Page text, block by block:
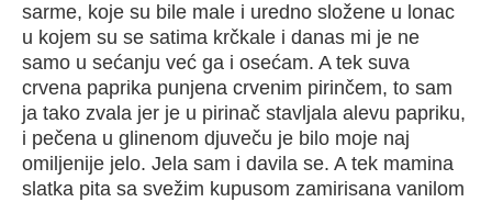
sarme, koje su bile male i uredno složene u lonac
u kojem su se satima krčkale i danas mi je ne
samo u sećanju već ga i osećam. A tek suva
crvena paprika punjena crvenim pirinčem, to sam
ja tako zvala jer je u pirinač stavljala alevu papriku,
i pečena u glinenom djuveču je bilo moje naj
omiljenije jelo. Jela sam i davila se. A tek mamina
slatka pita sa svežim kupusom zamirisana vanilom